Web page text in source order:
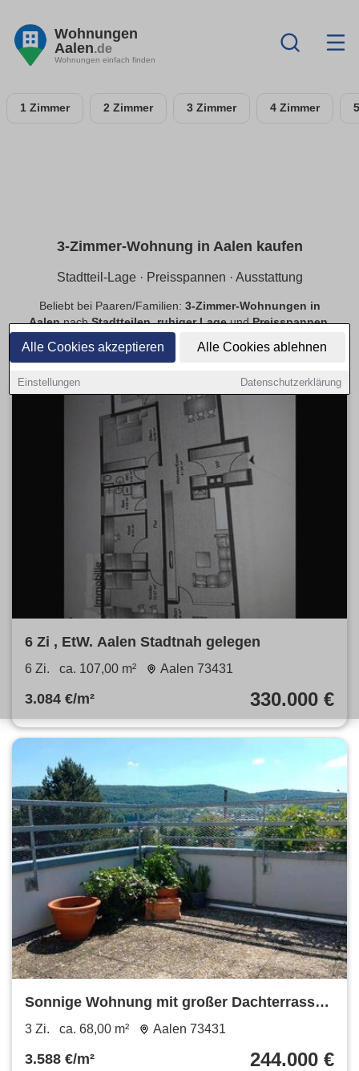
Alle Cookies akzeptieren Alle Cookies ablehnen
Einstellungen Datenschutzerklärung
Wohnungen
Aalen.de
Wohnungen einfach finden
1 Zimmer 2 Zimmer 3 Zimmer 4 Zimmer
3-Zimmer-Wohnung in Aalen kaufen
Stadtteil-Lage · Preisspannen · Ausstattung
Beliebt bei Paaren/Familien: 3-Zimmer-Wohnungen in
AalennachStadtteilen,ruhiger LageundPreisspannen.
Tiefgarage
6 Zi , EtW. Aalen Stadtnah gelegen
6 Zi. ca. 107,00 m² Aalen 73431
3.084 €/m² 330.000 €
Sonnige Wohnung mit großer Dachterrasse
auf dem Galgenberg !
3 Zi. ca. 68,00 m² Aalen 73431
3.588 €/m² 244.000 €